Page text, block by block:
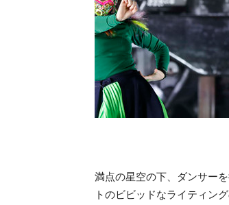
満点の星空の下、ダンサー
トのビビッドなライティン